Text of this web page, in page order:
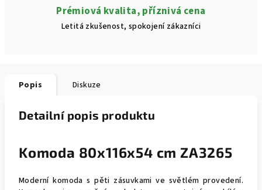
Prémiová kvalita, příznivá cena
Letitá zkušenost, spokojení zákazníci
Popis Diskuze
Detailní popis produktu
Komoda 80x116x54 cm ZA3265
Moderní komoda s pěti zásuvkami ve světlém provedení.